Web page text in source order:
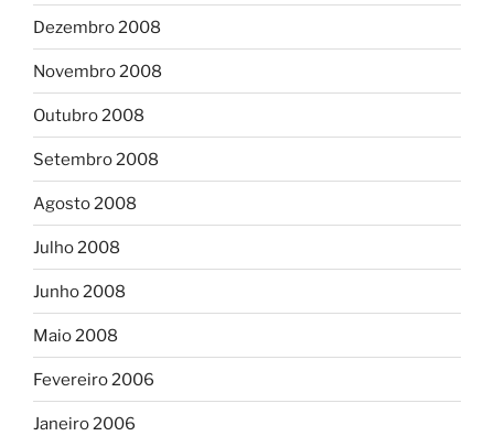
Dezembro 2008
Novembro 2008
Outubro 2008
Setembro 2008
Agosto 2008
Julho 2008
Junho 2008
Maio 2008
Fevereiro 2006
Janeiro 2006